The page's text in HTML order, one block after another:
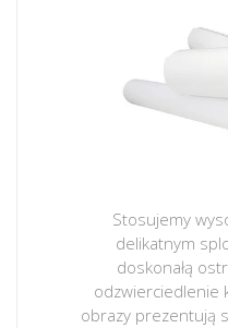
Stosujemy
delikatnym
doskonałą
odzwierciedlenie
obrazy prezentują